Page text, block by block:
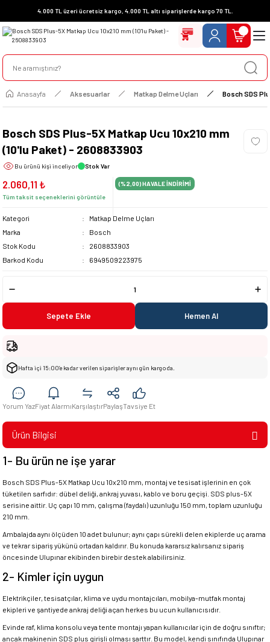
4.000 TL üzeri ücretsiz kargo, 4.000 TL altı siparişlerde kargo 70 TL.
Anasayfa Aksesuarlar Matkap Delme Uçları Bosch SDS
Bosch SDS Plus-5X Matkap Ucu 10x210 mm
(10'lu Paket) - 2608833903
Bu ürünü kişi inceliyor Stok Var
2.060,11 ₺
Tüm taksit seçeneklerini görüntüle
(%2,00)HAVALE İNDİRİMİ
Kategori
Matkap Delme Uçları
Marka
Bosch
Stok Kodu
2608833903
Barkod Kodu
6949509223975
Sepete Ekle Hemen Al
Hafta içi 15:00’e kadar verilen siparişler aynı gün kargoda.
Yorum YazFiyat AlarmıKarşılaştırPaylaşTavsiye Et
Ürün Bilgisi
1- Bu ürün ne işe yarar
Bosch SDS Plus-5X Matkap Ucu 10x210 mm, montaj ve tesisat işlerinin en çok
tüketilen sarfıdır: dübel deliği, ankraj yuvası, kablo ve boru geçişi. SDS plus-5X
serisine aittir. Uç çapı 10 mm, çalışma (faydalı) uzunluğu 150 mm, toplam uzunluğu
210 mm.
Ambalajda aynı ölçüden 10 adet bulunur; aynı çapı sürekli delen ekiplerde uç arama
ve tekrar sipariş yükünü ortadan kaldırır. Bu konuda kararsız kalırsanız sipariş
öncesinde Ulupınar ekibinden birebir destek alabilirsiniz.
2- Kimler için uygun
Elektrikçiler, tesisatçılar, klima ve uydu montajcıları, mobilya-mutfak montaj
ekipleri ve şantiyede ankraj deliği açan herkes bu ucun kullanıcısıdır.
Evinde raf, klima konsolu veya tente montajı yapan kullanıcılar için de doğru sınıftır;
ancak makinenin SDS plus girişli olması şarttır. Bu model, kendi sınıfında Ulupınar